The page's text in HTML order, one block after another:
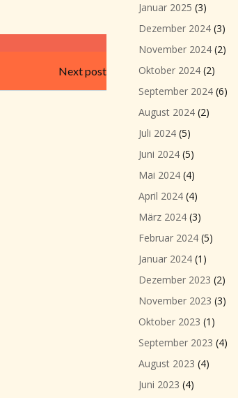
Next post
Januar 2025 (3)
Dezember 2024 (3)
November 2024 (2)
Oktober 2024 (2)
September 2024 (6)
August 2024 (2)
Juli 2024 (5)
Juni 2024 (5)
Mai 2024 (4)
April 2024 (4)
März 2024 (3)
Februar 2024 (5)
Januar 2024 (1)
Dezember 2023 (2)
November 2023 (3)
Oktober 2023 (1)
September 2023 (4)
August 2023 (4)
Juni 2023 (4)